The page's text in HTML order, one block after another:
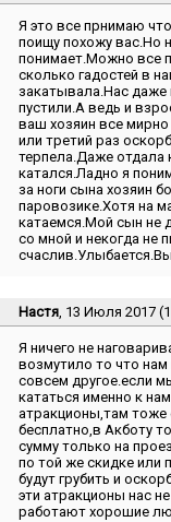
Я это все прнимаю
поищу похожу вас.Но
понимает.Можно все
сколько гадостей в
закатывала.Нас даже
пустили.А ведь и
ваш хозяин все
или третий раз
терпела.Даже отдала
катался.Ладно я
за ноги сына хозяин
паровозике.Хотя на
катаемся.Мой сын не
со мной и некогда не
Настя, 13 Июля 2017
Я ничего не
возмутило то что
совсем другое.если
кататься именно к
атракционы,там тоже
бесплатно,в Акботу
сумму только на
по той же скидке или
будут грубить и
эти атракционы нас
работают хорошие